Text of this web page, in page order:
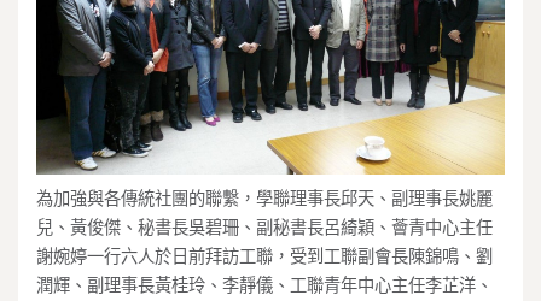
為加強與各傳統社團的聯繫，學聯理事長邱天、副理事長姚麗
兒、黃俊傑、秘書長吳碧珊、副秘書長呂綺穎、薈青中心主任
謝婉婷一行六人於日前拜訪工聯，受到工聯副會長陳錦鳴、劉
潤輝、副理事長黃桂玲、李靜儀、工聯青年中心主任李芷洋、